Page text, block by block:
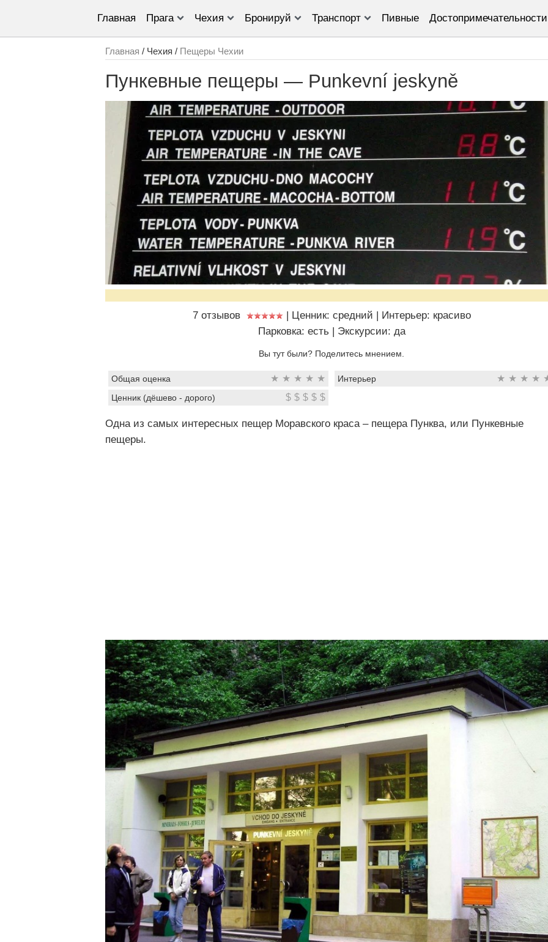
Главная Прага Чехия Бронируй Транспорт Пивные Достопримечательности
Главная / Чехия / Пещеры Чехии
Пункевныe пещеры — Punkevní jeskyně
7 отзывов | Ценник: средний | Интерьер: красиво
Парковка: есть | Экскурсии: да
Вы тут были? Поделитесь мнением.
Общая оценка ★ ★ ★ ★ ★ Интерьер ★ ★ ★ ★
Ценник (дёшево - дорого) $ $ $ $ $
Одна из самых интересных пещер Моравского краса – пещера Пунква, или Пункевные
пещеры.